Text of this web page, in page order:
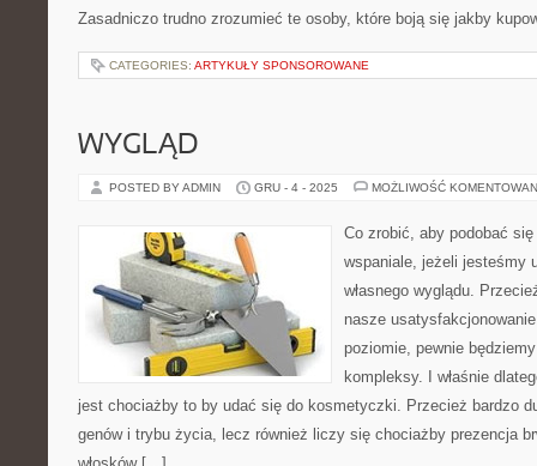
Zasadniczo trudno zrozumieć te osoby, które boją się jakby
CATEGORIES: ARTYKUŁY SPONSOROWANE
WYGLĄD
POSTED BY ADMIN GRU - 4 - 2025 MOŻLIWOŚĆ
Co zrobić, aby podobać
wspaniale, jeżeli jesteśmy
własnego wyglądu.
nasze
poziomie, pewnie
kompleksy. I właśnie
jest chociażby to by udać się do kosmetyczki. Przecież bardzo
genów i trybu życia, lecz również liczy się chociażby prezencja